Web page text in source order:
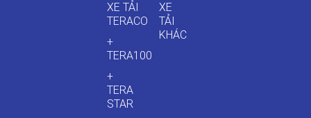
XE TẢI
TERACO
+
TERA100
+
TERA
STAR
XE
TẢI
KHÁC